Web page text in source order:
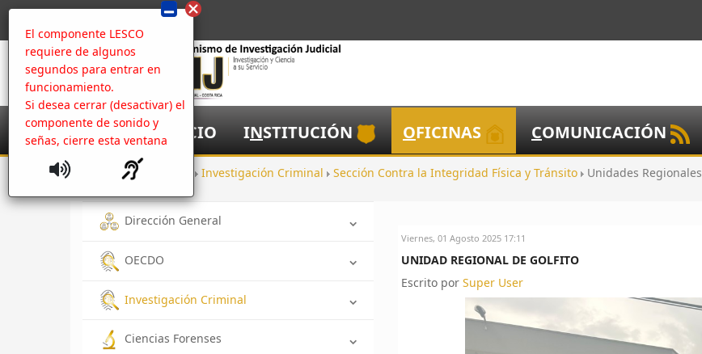
El componente LESCO
requiere de algunos
segundos para entrar en
funcionamiento.
Si desea cerrar (desactivar) el
componente de sonido y
señas, cierre esta ventana
NICIO INSTITUCIÓN OFICINAS COMUNICACIÓN
Inicio Investigación Criminal Sección Contra la Integridad Física y Tránsito Unidades Regionales
Dirección General
OECDO
Investigación Criminal
Ciencias Forenses
Viernes, 01 Agosto 2025 17:11
UNIDAD REGIONAL DE GOLFITO
Escrito por Super User